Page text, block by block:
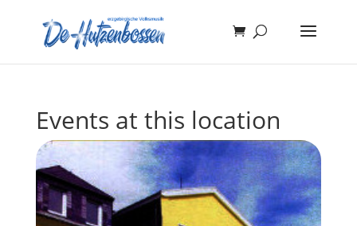
Events at this location